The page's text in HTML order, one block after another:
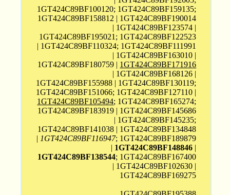
1GT424C89BF100120; 1GT424C89BF159135;
1GT424C89BF158812 | 1GT424C89BF190014
| 1GT424C89BF123574 |
1GT424C89BF195021; 1GT424C89BF122523
| 1GT424C89BF110324; 1GT424C89BF111991
| 1GT424C89BF163010 |
1GT424C89BF180759 | 1GT424C89BF171916
| 1GT424C89BF168126 |
1GT424C89BF155988 | 1GT424C89BF130119;
1GT424C89BF151066; 1GT424C89BF127110 |
1GT424C89BF105494; 1GT424C89BF165274;
1GT424C89BF183919 | 1GT424C89BF145686
| 1GT424C89BF145235;
1GT424C89BF141038 | 1GT424C89BF134848
| 1GT424C89BF116947; 1GT424C89BF189879
| 1GT424C89BF148846 |
1GT424C89BF138544; 1GT424C89BF167400
| 1GT424C89BF102630 |
1GT424C89BF169275